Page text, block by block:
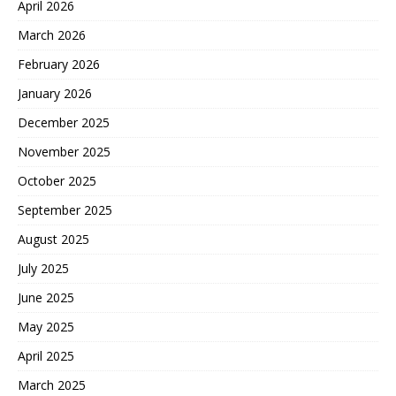
April 2026
March 2026
February 2026
January 2026
December 2025
November 2025
October 2025
September 2025
August 2025
July 2025
June 2025
May 2025
April 2025
March 2025